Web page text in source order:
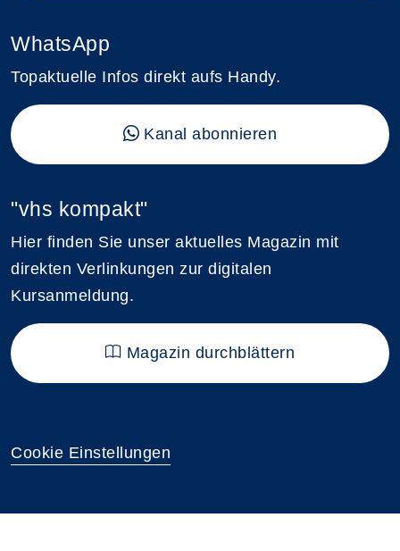
WhatsApp
Topaktuelle Infos direkt aufs Handy.
Kanal abonnieren
"vhs kompakt"
Hier finden Sie unser aktuelles Magazin mit
direkten Verlinkungen zur digitalen
Kursanmeldung.
Magazin durchblättern
Cookie Einstellungen